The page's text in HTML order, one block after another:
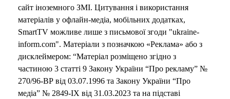
сайт іноземного ЗМІ. Цитування і використання
матеріалів у офлайн-медіа, мобільних додатках,
SmartTV можливе лише з письмової згоди "ukraine-
inform.com". Матеріали з позначкою «Реклама» або з
дисклеймером: “Матеріал розміщено згідно з
частиною 3 статті 9 Закону України “Про рекламу” №
270/96-ВР від 03.07.1996 та Закону України “Про
медіа” № 2849-IX від 31.03.2023 та на підставі